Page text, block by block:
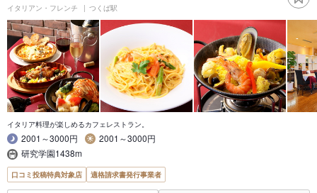
イタリアン・フレンチ つくば駅
イタリア料理が楽しめるカフェレストラン。
2001～3000円
2001～3000円
研究学園1438m
口コミ投稿特典対象店 適格請求書発行事業者